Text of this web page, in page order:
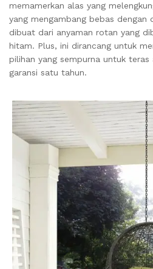
memamerkan alas yang
yang mengambang bebas dengan
dibuat dari anyaman rotan yang
hitam. Plus, ini dirancang untuk
pilihan yang sempurna untuk teras
garansi satu tahun.